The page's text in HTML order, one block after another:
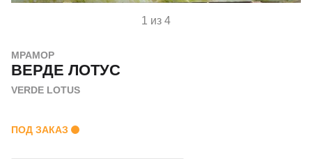
1 из 4
МРАМОР
ВЕРДЕ ЛОТУС
VERDE LOTUS
ПОД ЗАКАЗ